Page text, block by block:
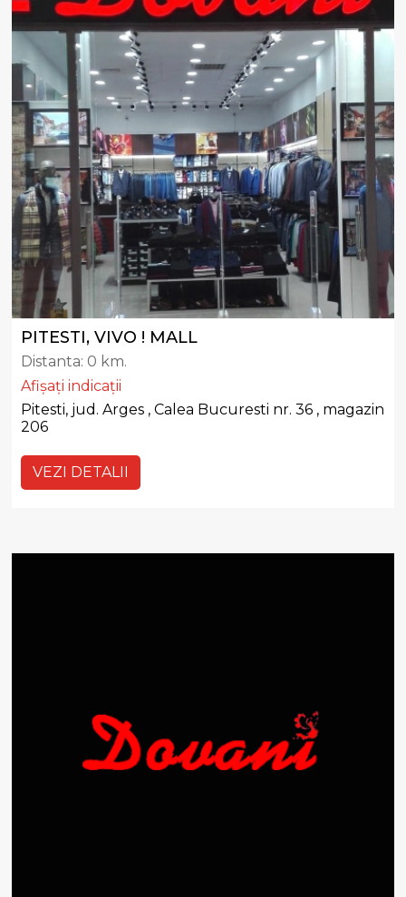
PITESTI, VIVO ! MALL
Distanta: 0 km.
Afișați indicații
Pitesti, jud. Arges , Calea Bucuresti nr. 36 , magazin
206
VEZI DETALII